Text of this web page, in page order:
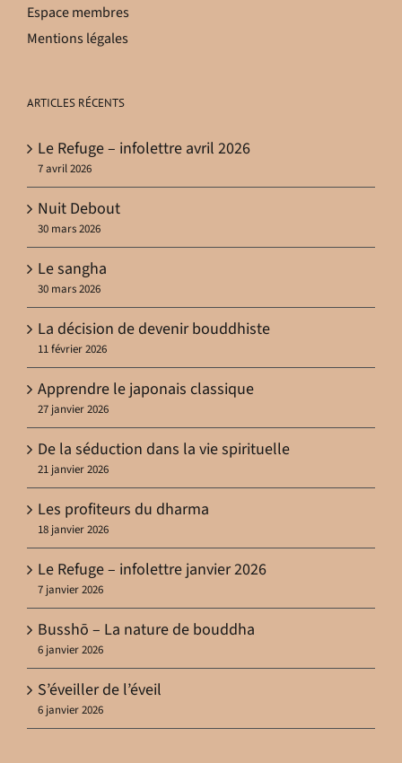
Espace membres
Mentions légales
ARTICLES RÉCENTS
Le Refuge – infolettre avril 2026
7 avril 2026
Nuit Debout
30 mars 2026
Le sangha
30 mars 2026
La décision de devenir bouddhiste
11 février 2026
Apprendre le japonais classique
27 janvier 2026
De la séduction dans la vie spirituelle
21 janvier 2026
Les profiteurs du dharma
18 janvier 2026
Le Refuge – infolettre janvier 2026
7 janvier 2026
Busshō – La nature de bouddha
6 janvier 2026
S’éveiller de l’éveil
6 janvier 2026